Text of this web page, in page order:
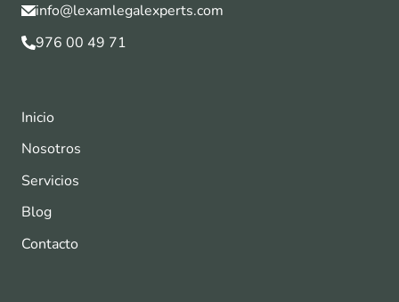
info@lexamlegalexperts.com
976 00 49 71
Inicio
Nosotros
Servicios
Blog
Contacto